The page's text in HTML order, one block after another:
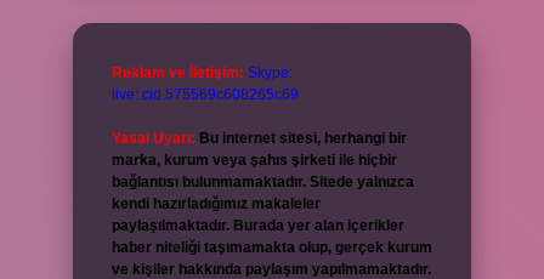
Reklam ve İletişim: Skype:
live:.cid.575569c608265c69
Yasal Uyarı: Bu internet sitesi, herhangi bir
marka, kurum veya şahıs şirketi ile hiçbir
bağlantısı bulunmamaktadır. Sitede yalnızca
kendi hazırladığımız makaleler
paylaşılmaktadır. Burada yer alan içerikler
haber niteliği taşımamakta olup, gerçek kurum
ve kişiler hakkında paylaşım yapılmamaktadır.